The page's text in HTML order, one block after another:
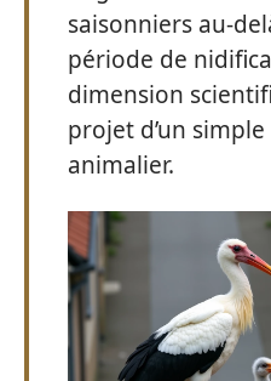
saisonniers au-
période de
dimension
projet d’un
animalier.